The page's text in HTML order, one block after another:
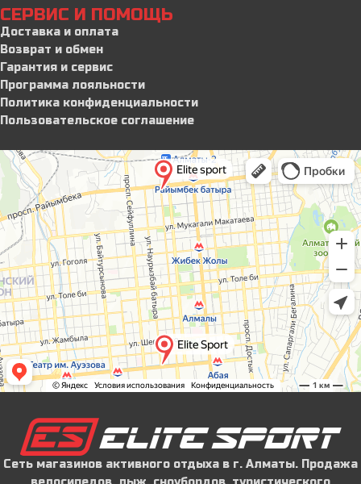
СЕРВИС И ПОМОЩЬ
Доставка и оплата
Возврат и обмен
Гарантия и сервис
Программа лояльности
Политика конфиденциальности
Пользовательское соглашение
Сеть магазинов активного отдыха в г. Алматы. Продажа